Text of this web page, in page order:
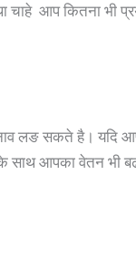
चाहे आप कितना भी
लङ सकते है। यदि
आपका वेतन भी